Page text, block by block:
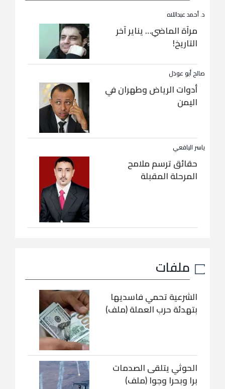
د. أحمد عبداللاه
مرآة الماضي… يناير آخر
التاريخ!
صالح أبو عوذل
أدوات الرياض وطهران في
اليمن
ياسر اليافعي
حقائق ترسم ملامح
المرحلة المقبلة
ملفات
الشرعية تحمي فاسديها
بتهدئة حرب العملة (ملف)
الحوثي يتلقى الصدمات
برا وبحرا وجوا (ملف)